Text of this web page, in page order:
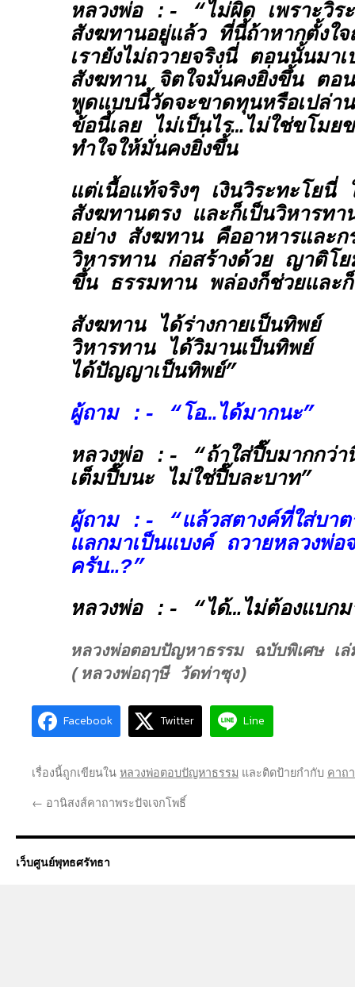
หลวงพ่อ :- “ไม่ผิด เพราะวิระ
สังฆทานอยู่แล้ว ที่นี้ถ้าหากตั้งใจ
เรายังไม่ถวายจริงนี่ ตอนนั้นมาเ
สังฆทาน จิตใจมั่นคงยิ่งขึ้น ตอน
พูดแบบนี้วัดจะขาดทุนหรือเปล่า
ข้อนี้เลย ไม่เป็นไร…ไม่ใช่ขโมย
ทำใจให้มั่นคงยิ่งขึ้น
แต่เนื้อแท้จริงๆ เงินวิระทะโยนี่
สังฆทานตรง และก็เป็นวิหารท
อย่าง สังฆทานคืออาหารและก
วิหารทานก่อสร้างด้วย ญาติโย
ขึ้น ธรรมทานพล่องก็ช่วยและ
สังฆทานได้ร่างกายเป็นทิพย์
วิหารทานได้วิมานเป็นทิพย์
ได้ปัญญาเป็นทิพย์”
ผู้ถาม :- “โอ…ได้มากนะ”
หลวงพ่อ :- “ถ้าใส่ปี๊บมากกว่า
เต็มปี๊บนะ ไม่ใช่ปี๊บละบาท”
ผู้ถาม :- “แล้วสตางค์ที่ใส่บาต
แลกมาเป็นแบงค์ ถวายหลวงพ่อ
ครับ…?”
หลวงพ่อ :- “ได้…ไม่ต้องแบกม
หลวงพ่อตอบปัญหาธรรม ฉบับพิเศษ
(หลวงพ่อฤๅษี วัดท่าซุง)
Facebook Twitter Line
เรื่องนี้ถูกเขียนในหลวงพ่อตอบปัญหาธรรม และติดป้ายกำกับ คาถ
← อานิสงส์คาถาพระปัจเจกโพธิ์
เว็บศูนย์พุทธศรัทธา